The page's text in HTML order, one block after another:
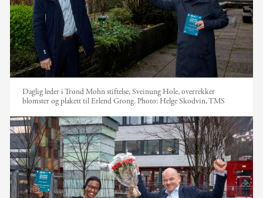
Daglig leder i Trond Mohn stiftelse, Sveinung Hole, overrekker
blomster og plakett til Erlend Grong. Photo: Helge Skodvin, TMS